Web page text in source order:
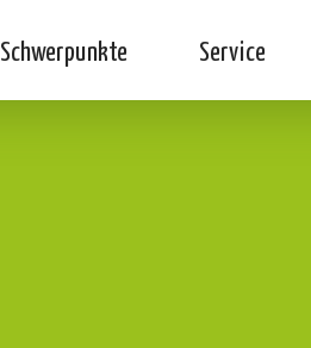
Schwerpunkte Service